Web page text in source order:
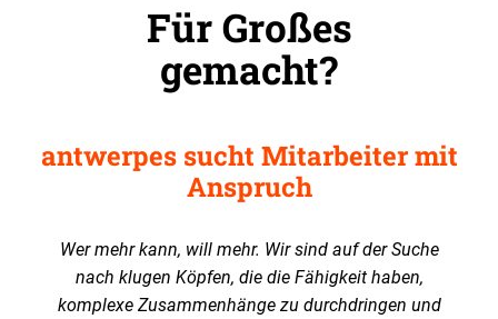
Für Großes
gemacht?
antwerpes sucht Mitarbeiter mit
Anspruch
Wer mehr kann, will mehr. Wir sind auf der Suche
nach klugen Köpfen, die die Fähigkeit haben,
komplexe Zusammenhänge zu durchdringen und